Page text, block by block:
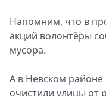
Напомним, что в
акций волонтёры
мусора.
А в Невском районе
очистили улицы от